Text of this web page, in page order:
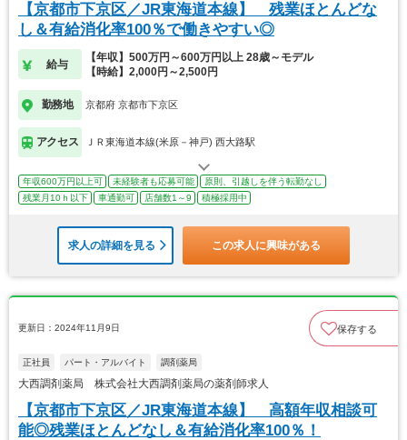
【京都市下京区／JR東海道本線】 残業ほとんどな
し＆有給消化率100％で働きやすい◎
給与
【年収】500万円～600万円以上 28歳～モデル
【時給】2,000円～2,500円
勤務地 京都府 京都市下京区
アクセス ＪＲ東海道本線(米原－神戸) 西大路駅
年収600万円以上可 未経験者も応募可能
原則、引越しを伴う転勤なし
残業月10ｈ以下
車通勤可 店舗数1～9 積極採用中
求人の詳細を見る この求人に興味がある
更新日：2024年11月9日 保存する
正社員 パート・アルバイト 調剤薬局
大西調剤薬局 株式会社大西調剤薬局の薬剤師求人
【京都市下京区／JR東海道本線】 高額年収相談可
能◎残業ほとんどなし＆有給消化率100％！